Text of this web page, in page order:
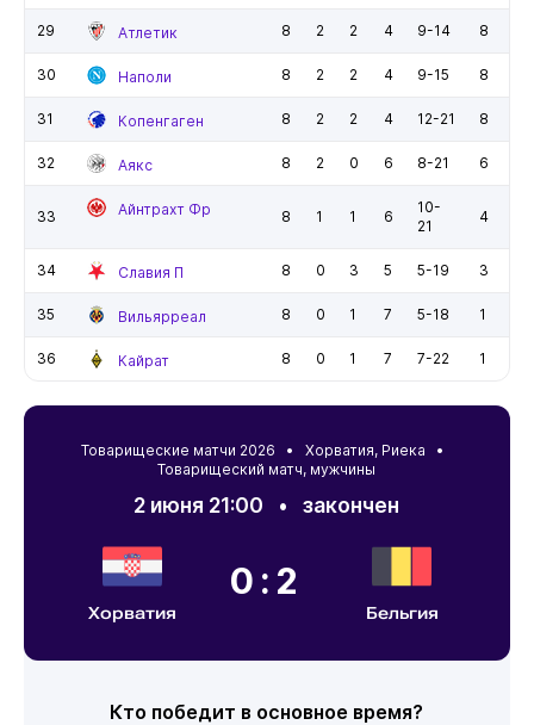
29 Атлетик 8 2 2 4 9-14 8
30 Наполи 8 2 2 4 9-15 8
31 Копенгаген 8 2 2 4 12-21 8
32 Аякс 8 2 0 6 8-21 6
33 Айнтрахт Фр 8 1 1 6
10-
21
4
34 Славия П 8 0 3 5 5-19 3
35 Вильярреал 8 0 1 7 5-18 1
36 Кайрат 8 0 1 7 7-22 1
Товарищеские матчи 2026 •Хорватия, Риека •
Товарищеский матч, мужчины
2 июня 21:00 •закончен
Хорватия
0:2
Бельгия
Кто победит в основное время?